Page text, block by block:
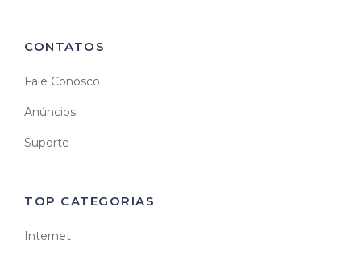
CONTATOS
Fale Conosco
Anúncios
Suporte
TOP CATEGORIAS
Internet